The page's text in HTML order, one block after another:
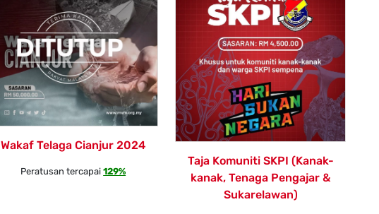
Wakaf Telaga Cianjur 2024
Peratusan tercapai129%
Taja Komuniti SKPI (Kanak-
kanak, Tenaga Pengajar &
Sukarelawan)